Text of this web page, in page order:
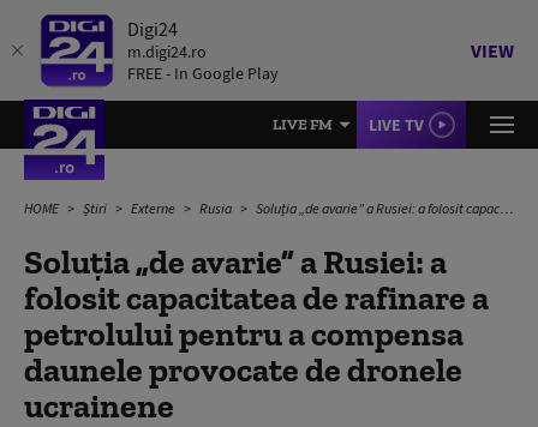
Digi24
m.digi24.ro
FREE - In Google Play
VIEW
LIVE FM LIVE TV
HOME Știri Externe Rusia Soluția „de avarie” a Rusiei: a folosit capacitatea de rafinare a petrolului pentru a compensa daunele provocate de dronele ucrainene
Soluția „de avarie” a Rusiei: a
folosit capacitatea de rafinare a
petrolului pentru a compensa
daunele provocate de dronele
ucrainene